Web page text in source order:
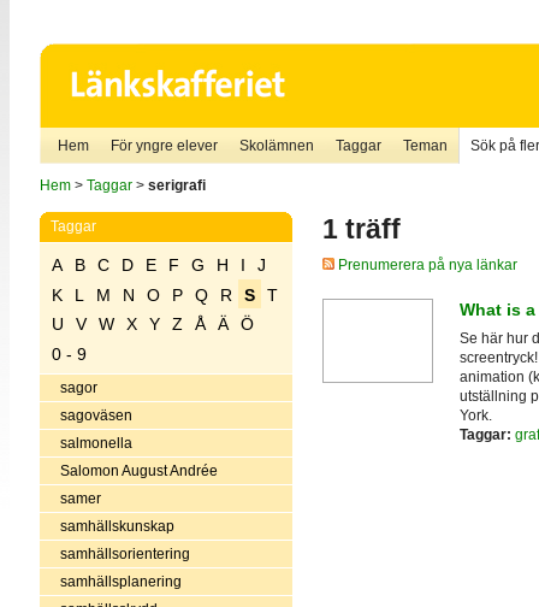
Hem För yngre elever Skolämnen Taggar Teman Sök på
Hem> Taggar> serigrafi
Taggar
A B C D E F G H I
J
K
L M N O P Q R S
T
U
V W X Y Z Å Ä
Ö
0 - 9
sagor
sagoväsen
salmonella
Salomon August Andrée
samer
samhällskunskap
samhällsorientering
samhällsplanering
1 träff
Prenumerera på nya länkar
What is
Se här hur
animation
utställning
York.
Taggar: